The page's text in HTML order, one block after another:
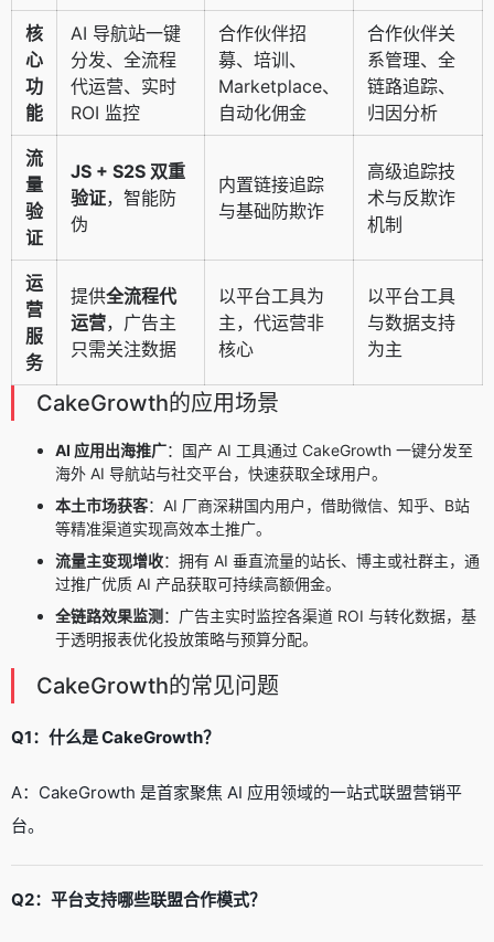
核
心
功
能
AI 导航站一键
分发、全流程
代运营、实时
ROI 监控
合作伙伴招
募、培训、
Marketplace、
自动化佣金
合作伙伴关
系管理、全
链路追踪、
归因分析
流
量
验
证
JS + S2S 双重
验证，智能防
伪
内置链接追踪
与基础防欺诈
高级追踪技
术与反欺诈
机制
运
营
服
务
提供全流程代
运营，广告主
只需关注数据
以平台工具为
主，代运营非
核心
以平台工具
与数据支持
为主
CakeGrowth的应用场景
AI 应用出海推广：国产 AI 工具通过 CakeGrowth 一键分发至
海外 AI 导航站与社交平台，快速获取全球用户。
本土市场获客：AI 厂商深耕国内用户，借助微信、知乎、B站
等精准渠道实现高效本土推广。
流量主变现增收：拥有 AI 垂直流量的站长、博主或社群主，通
过推广优质 AI 产品获取可持续高额佣金。
全链路效果监测 ：广告主实时监控各渠道 ROI 与转化数据，基
于透明报表优化投放策略与预算分配。
CakeGrowth的常见问题
Q1：什么是 CakeGrowth？
A：CakeGrowth 是首家聚焦 AI 应用领域的一站式联盟营销平
台。
Q2：平台支持哪些联盟合作模式？